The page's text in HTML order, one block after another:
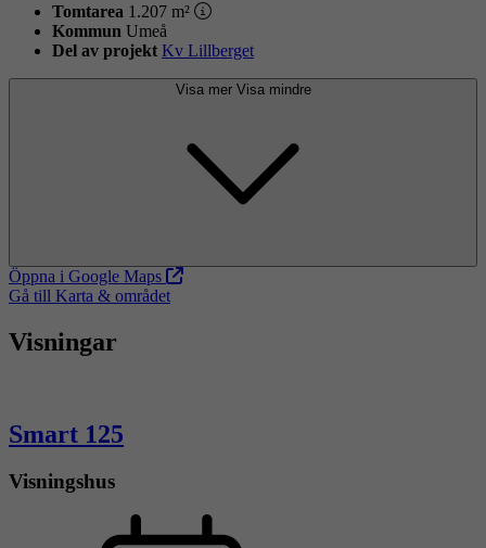
Tomtarea 1.207 m²
Kommun Umeå
Del av projekt Kv Lillberget
Visa mer Visa mindre
Öppna i Google Maps
Gå till Karta & området
Visningar
Smart 125
Visningshus